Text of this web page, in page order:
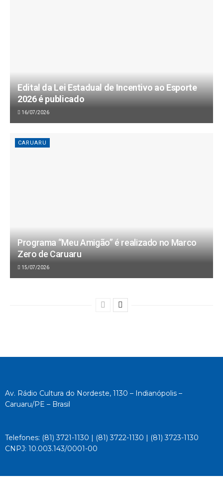
Edital da Lei Estadual de Incentivo ao Esporte
2026 é publicado
16/07/2026
CARUARU
Programa “Meu Amigão” é realizado no Marco
Zero de Caruaru
15/07/2026
Av. Rádio Cultura do Nordeste, 1130 – Indianópolis –
Caruaru/PE – Brasil
Telefones: (81) 3721-1130 | (81) 3722-1130 | (81) 3723-1130
CNPJ: 10.003.143/0001-00